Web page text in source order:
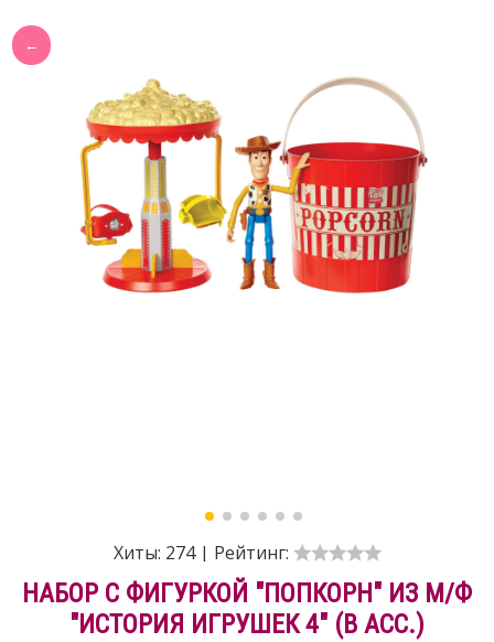
Хиты: 274 | Рейтинг:
НАБОР С ФИГУРКОЙ "ПОПКОРН" ИЗ М/Ф
"ИСТОРИЯ ИГРУШЕК 4" (В АСС.)